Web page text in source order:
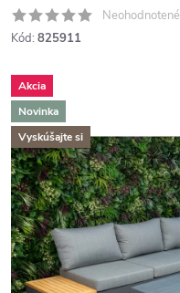
Neohodnotené
Kód: 825911
Akcia
Novinka
Vyskúšajte si